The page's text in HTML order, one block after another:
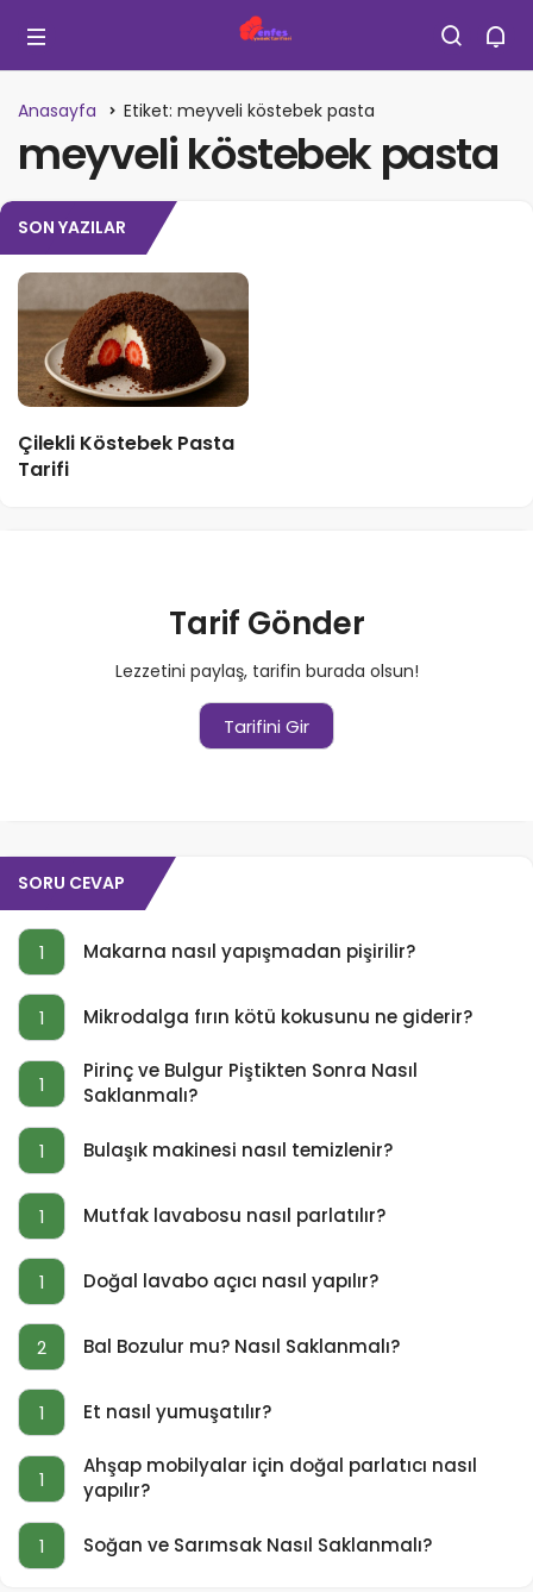
Anasayfa Etiket: meyveli köstebek pasta
meyveli köstebek pasta
SON YAZILAR
Çilekli Köstebek Pasta
Tarifi
Tarif Gönder
Lezzetini paylaş, tarifin burada olsun!
Tarifini Gir
SORU CEVAP
1 Makarna nasıl yapışmadan pişirilir?
1 Mikrodalga fırın kötü kokusunu ne giderir?
1
Pirinç ve Bulgur Piştikten Sonra Nasıl
Saklanmalı?
1 Bulaşık makinesi nasıl temizlenir?
1 Mutfak lavabosu nasıl parlatılır?
1 Doğal lavabo açıcı nasıl yapılır?
2 Bal Bozulur mu? Nasıl Saklanmalı?
1 Et nasıl yumuşatılır?
1
Ahşap mobilyalar için doğal parlatıcı nasıl
yapılır?
1 Soğan ve Sarımsak Nasıl Saklanmalı?